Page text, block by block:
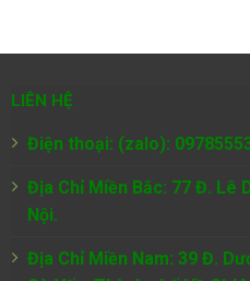
LIÊN HỆ
Điện thoại: (zalo):
Địa Chỉ Miền Bắc: 77 Đ. Lê
Nội.
Địa Chỉ Miền Nam: 39 Đ.